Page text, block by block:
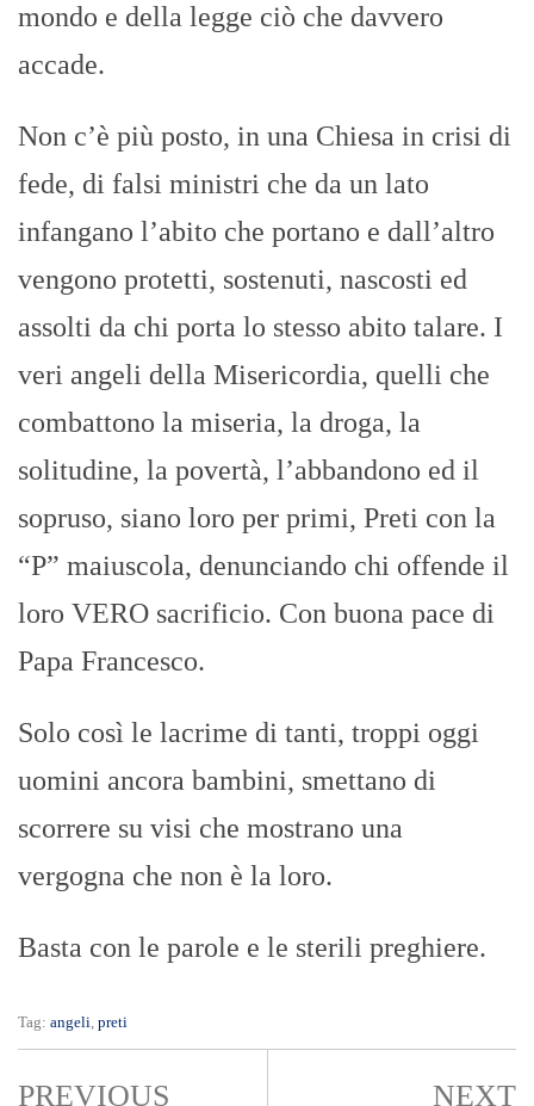
mondo e della legge ciò che davvero
accade.
Non c’è più posto, in una Chiesa in crisi di
fede, di falsi ministri che da un lato
infangano l’abito che portano e dall’altro
vengono protetti, sostenuti, nascosti ed
assolti da chi porta lo stesso abito talare. I
veri angeli della Misericordia, quelli che
combattono la miseria, la droga, la
solitudine, la povertà, l’abbandono ed il
sopruso, siano loro per primi, Preti con la
“P” maiuscola, denunciando chi offende il
loro VERO sacrificio. Con buona pace di
Papa Francesco.
Solo così le lacrime di tanti, troppi oggi
uomini ancora bambini, smettano di
scorrere su visi che mostrano una
vergogna che non è la loro.
Basta con le parole e le sterili preghiere.
Tag: angeli, preti
PREVIOUS NEXT